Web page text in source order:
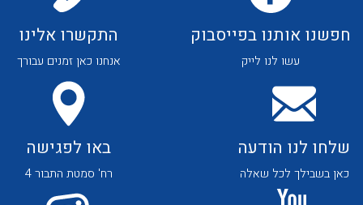
חפשנו אותנו בפייסבוק
עשו לנו לייק
התקשרו אלינו
אנחנו כאן זמנים עבורך
שלחו לנו הודעה
כאן בשבילך לכל שאלה
באו לפגישה
רח' סמטת התבור 4